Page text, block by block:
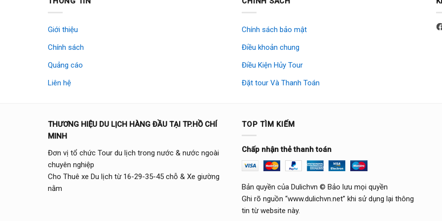
Giới thiệu
Chính sách
Quảng cáo
Liên hệ
Chính sách bảo mật
Điều khoản chung
Điều Kiện Hủy Tour
Đặt tour Và Thanh Toán
THƯƠNG HIỆU DU LỊCH HÀNG ĐẦU TẠI TP.HỒ CHÍ
MINH
Đơn vị tổ chức Tour du lịch trong nước & nước ngoài
chuyên nghiệp
Cho Thuê xe Du lịch từ 16-29-35-45 chỗ & Xe giường
nằm
TOP TÌM KIẾM
Chấp nhận thẻ thanh toán
Bản quyền của Dulichvn © Bảo lưu mọi quyền
Ghi rõ nguồn “www.dulichvn.net” khi sử dụng lại thông
tin từ website này.